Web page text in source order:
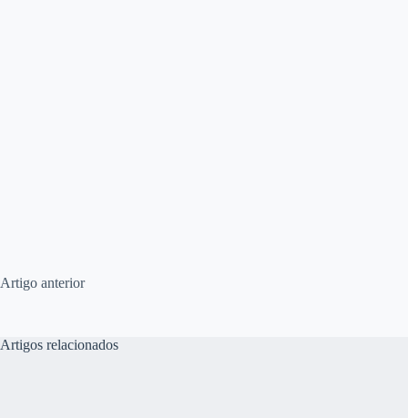
Artigo anterior
Artigos relacionados